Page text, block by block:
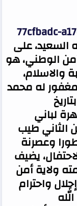
السعيد، على
الأمن الوطني، هو
والاسلام،
له محمد
لباني
الثاني طيب
وعصرنة
يضيف
ولاية أمن
واحترام